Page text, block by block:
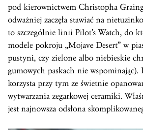
pod kierownictwem Christopha
odważniej zaczęła stawiać na
to szczególnie linii Pilot’s Watch, do
modele pokroju „Mojave Desert” w
pustyni, czy zielone albo niebieskie
gumowych paskach nie
korzysta przy tym ze świetnie
wytwarzania zegarkowej ceramiki.
jest najnowsza odsłona